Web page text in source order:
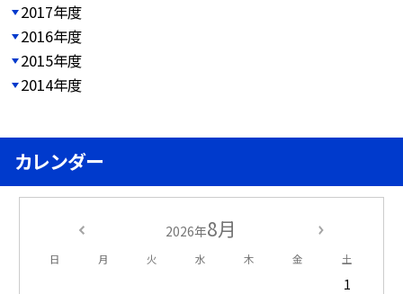
2017年度
2016年度
2015年度
2014年度
カレンダー
2026年8月
日 月 火 水 木 金 土
1